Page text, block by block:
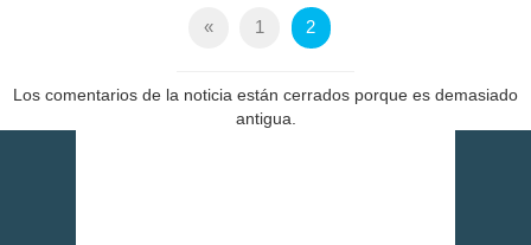
« 1 2
Los comentarios de la noticia están cerrados porque es demasiado
antigua.